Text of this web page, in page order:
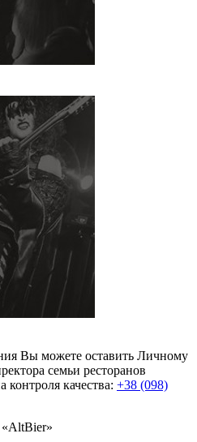
Вы можете оставить Личному
семьи ресторанов
качества: +38 (098)